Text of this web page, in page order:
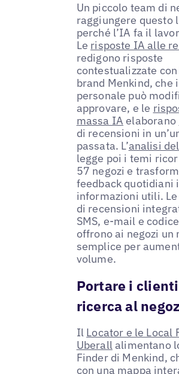
Un piccolo team di
raggiungere questo
perché l’IA fa il
Le risposte IA alle
redigono risposte
contestualizzate
brand Menkind, che
personale può
approvare, e le
massa IA
di recensioni in
passata. L’analisi
legge poi i temi
57 negozi e
feedback quotidiani
informazioni utili.
di recensioni
SMS, e-mail e
offrono ai negozi un
semplice per
volume.
Portare i
ricerca al
Il Locator e le Local
Uberallalimentano
Finder di Menkind,
con una mappa